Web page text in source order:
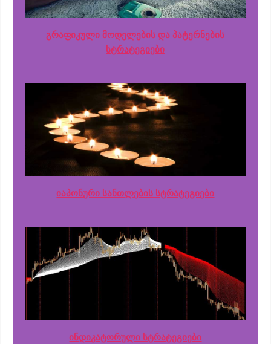
გრაფიკული მოდელების და პატერნების
სტრატეგიები
იაპონური სანთლების სტრატეგიები
ინდიკატორული სტრატეგიები